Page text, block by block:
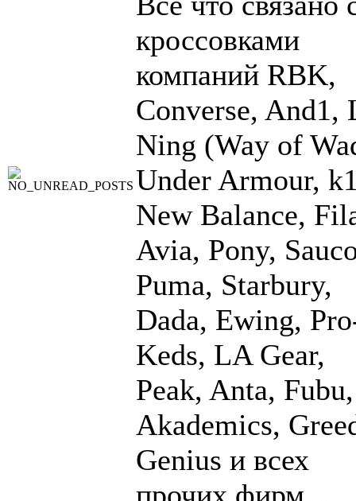
кроссовками
компаний RBK,
Converse, And1,
Ning (Way of
Under Armour,
New Balance,
Avia, Pony,
Puma, Starbury,
Dada, Ewing,
Keds, LA Gear,
Peak, Anta, Fubu,
Akademics,
Genius и всех